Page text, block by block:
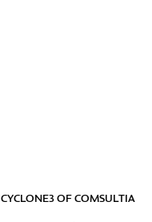
CYCLONE3OFCOMSULTIA